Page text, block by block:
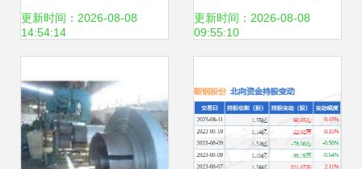
心，打造钢压延加
更新时间：2026-08-08
14:54:14
加工艺术与精神的
更新时间：2026-08-08
09:55:10